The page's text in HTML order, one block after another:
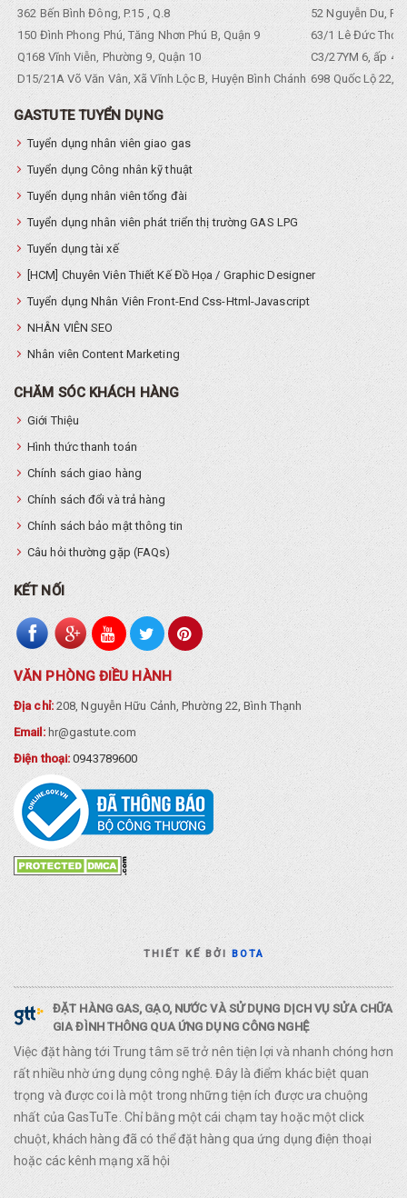
362 Bến Bình Đông, P.15 , Q.8
52 Nguyễn Du,
150 Đình Phong Phú, Tăng Nhơn Phú B, Quận 9
63/1 Lê Đức Thọ,
Q168 Vĩnh Viễn, Phường 9, Quận 10
C3/27YM 6, ấp 4,
D15/21A Võ Văn Vân, Xã Vĩnh Lộc B, Huyện Bình Chánh 698 Quốc Lộ 22,
GASTUTE TUYỂN DỤNG
Tuyển dụng nhân viên giao gas
Tuyển dụng Công nhân kỹ thuật
Tuyển dụng nhân viên tổng đài
Tuyển dụng nhân viên phát triển thị trường GAS LPG
Tuyển dụng tài xế
[HCM] Chuyên Viên Thiết Kế Đồ Họa / Graphic Designer
Tuyển dụng Nhân Viên Front-End Css-Html-Javascript
NHÂN VIÊN SEO
Nhân viên Content Marketing
CHĂM SÓC KHÁCH HÀNG
Giới Thiệu
Hình thức thanh toán
Chính sách giao hàng
Chính sách đổi và trả hàng
Chính sách bảo mật thông tin
Câu hỏi thường gặp (FAQs)
KẾT NỐI
VĂN PHÒNG ĐIỀU HÀNH
Địa chỉ:208, Nguyễn Hữu Cảnh, Phường 22, Bình Thạnh
Email:hr@gastute.com
Điện thoại:0943789600
THIẾT KẾ BỞIBOTA
ĐẶT HÀNG GAS, GẠO, NƯỚC VÀ SỬ DỤNG DỊCH VỤ SỬA CHỮA
GIA ĐÌNH THÔNG QUA ỨNG DỤNG CÔNG NGHỆ
Việc đặt hàng tới Trung tâm sẽ trở nên tiện lợi và nhanh chóng hơn
rất nhiều nhờ ứng dụng công nghệ. Đây là điểm khác biệt quan
trọng và được coi là một trong những tiện ích được ưa chuộng
nhất của GasTuTe. Chỉ bằng một cái chạm tay hoặc một click
chuột, khách hàng đã có thể đặt hàng qua ứng dụng điện thoại
hoặc các kênh mạng xã hội